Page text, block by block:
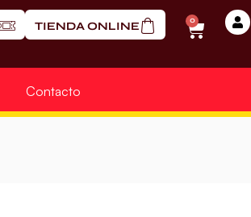
TIENDA ONLINE 0
Contacto